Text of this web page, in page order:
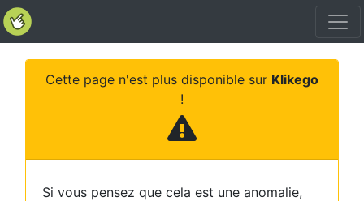
Cette page n'est plus disponible sur Klikego
!
Si vous pensez que cela est une anomalie,